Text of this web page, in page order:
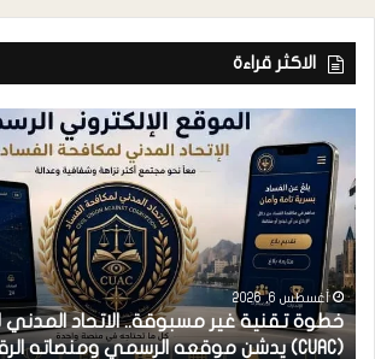
الاكثر قراءة
أغسطس 6, 2026
خطوة تقنية غير مسبوقة.. الاتحاد
(CUAC) يدشن موقعه الرسمي ومنصاته الرقمية في عدن